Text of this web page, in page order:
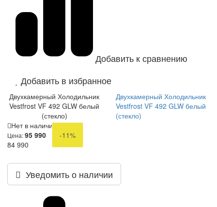
Добавить к сравнению
Добавить в избранное
Двухкамерный Холодильник
Vestfrost VF 492 GLW белый
(стекло)
Двухкамерный Холодильник
Vestfrost VF 492 GLW белый
(стекло)
Нет в наличии
Цена:95 990
-11%
84 990
Уведомить о наличии